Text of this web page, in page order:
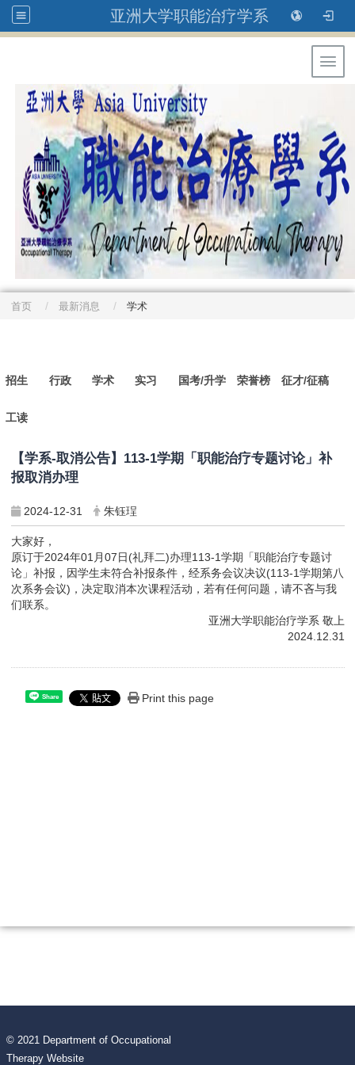
亚洲大学职能治疗学系
首页 最新消息 学术
招生 行政 学术 实习 国考/升学 荣誉榜 征才/征稿
工读
【学系-取消公告】113-1学期「职能治疗专题讨论」补
报取消办理
2024-12-31 朱钰珵
大家好，
原订于2024年01月07日(礼拜二)办理113-1学期「职能治疗专题讨
论」补报，因学生未符合补报条件，经系务会议决议(113-1学期第八
次系务会议)，决定取消本次课程活动，若有任何问题，请不吝与我
们联系。
亚洲大学职能治疗学系 敬上
2024.12.31
Share Print this page
© 2021 Department of Occupational
Therapy Website